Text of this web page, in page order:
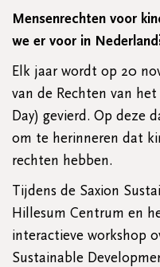
Mensenrechten voor
we er voor in
Elk jaar wordt op 20
van de Rechten van het
Day) gevierd. Op deze
om te herinneren dat
rechten hebben.
Tijdens de Saxion
Hillesum Centrum en
interactieve workshop
Sustainable